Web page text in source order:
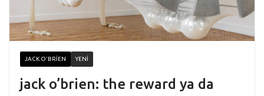
JACK O'BRIEN YENI
jack o’brien: the reward ya da